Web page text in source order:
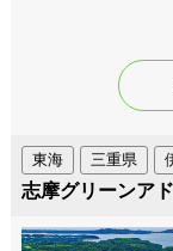
東海 三重県
志摩グリーンア